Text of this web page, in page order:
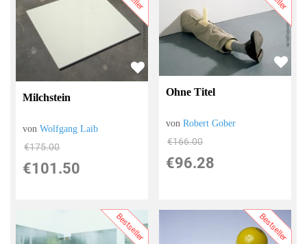
Milchstein
vonWolfgang Laib
€175.00
€101.50
Ohne Titel
vonRobert Gober
€166.00
€96.28
Bestseller Bestseller